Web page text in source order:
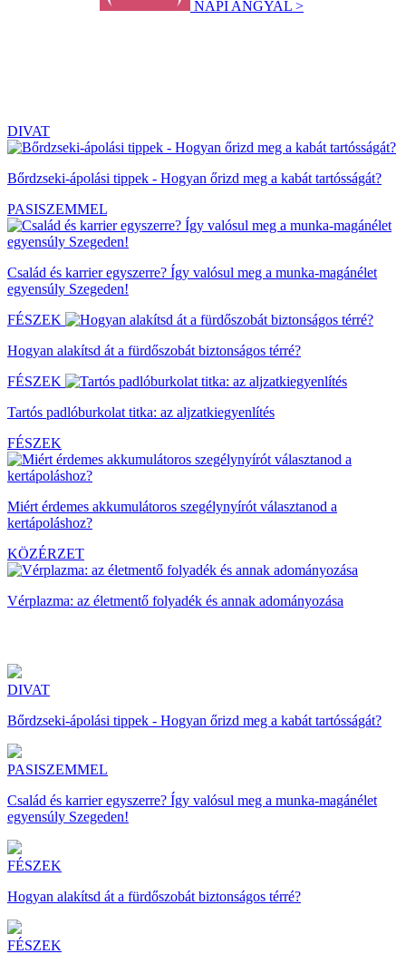
NAPI ANGYAL >
DIVAT
Bőrdzseki-ápolási tippek - Hogyan őrizd meg a kabát tartósságát?
PASISZEMMEL
Család és karrier egyszerre? Így valósul meg a munka-magánélet
egyensúly Szegeden!
FÉSZEK
Hogyan alakítsd át a fürdőszobát biztonságos térré?
FÉSZEK
Tartós padlóburkolat titka: az aljzatkiegyenlítés
FÉSZEK
Miért érdemes akkumulátoros szegélynyírót választanod a
kertápoláshoz?
KÖZÉRZET
Vérplazma: az életmentő folyadék és annak adományozása
DIVAT
Bőrdzseki-ápolási tippek - Hogyan őrizd meg a kabát tartósságát?
PASISZEMMEL
Család és karrier egyszerre? Így valósul meg a munka-magánélet
egyensúly Szegeden!
FÉSZEK
Hogyan alakítsd át a fürdőszobát biztonságos térré?
FÉSZEK